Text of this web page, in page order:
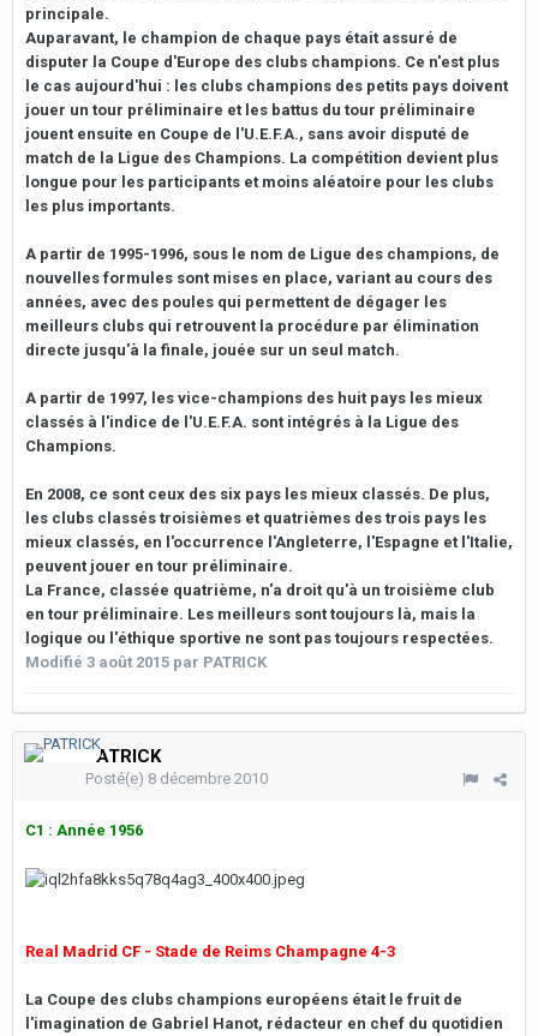
principale.
Auparavant, le champion de chaque pays était assuré de
disputer la Coupe d'Europe des clubs champions. Ce n'est plus
le cas aujourd'hui : les clubs champions des petits pays doivent
jouer un tour préliminaire et les battus du tour préliminaire
jouent ensuite en Coupe de l'U.E.F.A., sans avoir disputé de
match de la Ligue des Champions. La compétition devient plus
longue pour les participants et moins aléatoire pour les clubs
les plus importants.
A partir de 1995-1996, sous le nom de Ligue des champions, de
nouvelles formules sont mises en place, variant au cours des
années, avec des poules qui permettent de dégager les
meilleurs clubs qui retrouvent la procédure par élimination
directe jusqu'à la finale, jouée sur un seul match.
A partir de 1997, les vice-champions des huit pays les mieux
classés à l'indice de l'U.E.F.A. sont intégrés à la Ligue des
Champions.
En 2008, ce sont ceux des six pays les mieux classés. De plus,
les clubs classés troisièmes et quatrièmes des trois pays les
mieux classés, en l'occurrence l'Angleterre, l'Espagne et l'Italie,
peuvent jouer en tour préliminaire.
La France, classée quatrième, n'a droit qu'à un troisième club
en tour préliminaire. Les meilleurs sont toujours là, mais la
logique ou l'éthique sportive ne sont pas toujours respectées.
Modifié 3 août 2015 par PATRICK
PATRICK
Posté(e) 8 décembre 2010
C1 : Année 1956
Real Madrid CF - Stade de Reims Champagne 4-3
La Coupe des clubs champions européens était le fruit de
l'imagination de Gabriel Hanot, rédacteur en chef du quotidien